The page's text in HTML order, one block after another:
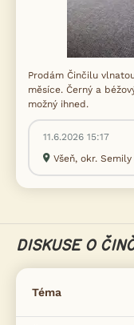
Prodám Činčilu
měsíce. Černý a
možný ihned.
11.6.2026 15:17
Všeň, okr. Semily
DISKUSE O
Téma